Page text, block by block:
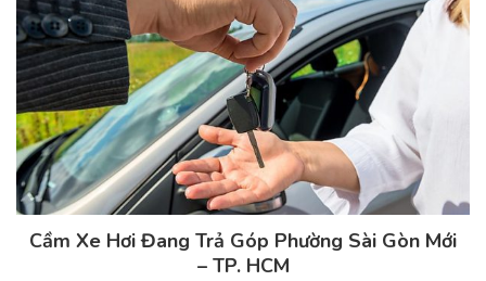
Cầm Xe Hơi Đang Trả Góp Phường Sài Gòn Mới
– TP. HCM